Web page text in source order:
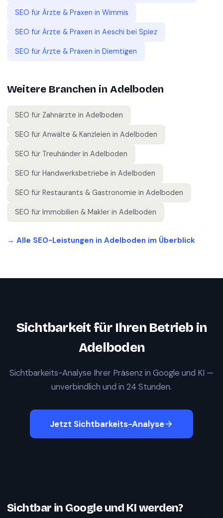
SEO für Ärzte & Praxen in Wimmis
SEO für Ärzte & Praxen in Aeschi bei Spiez
SEO für Ärzte & Praxen in Diemtigen
Weitere Branchen in Adelboden
SEO für Zahnärzte in Adelboden
SEO für Anwälte & Kanzleien in Adelboden
SEO für Treuhänder in Adelboden
SEO für Handwerksbetriebe in Adelboden
SEO für Restaurants & Gastronomie in Adelboden
SEO für Immobilien & Makler in Adelboden
→ Alle SEO-Leistungen in Adelboden im Überblick
Sichtbarkeit für Ihren Betrieb in
Adelboden
Sichtbarkeits-Analyse Ihrer Präsenz in Google und KI —
unverbindlich und in 24 Stunden.
Jetzt Sichtbarkeits-Analyse
Sichtbar in Google und KI werden?